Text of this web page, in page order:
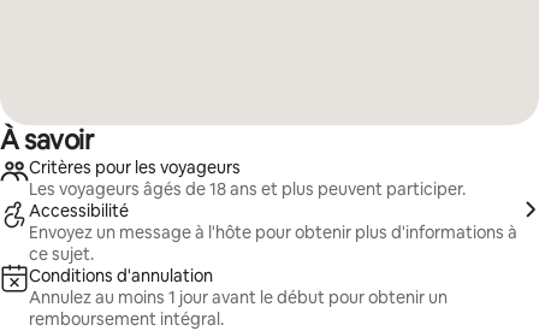
À savoir
Critères pour les voyageurs
Les voyageurs âgés de 18 ans et plus peuvent participer.
Accessibilité
Envoyez un message à l'hôte pour obtenir plus d'informations à
ce sujet.
Conditions d'annulation
Annulez au moins 1 jour avant le début pour obtenir un
remboursement intégral.